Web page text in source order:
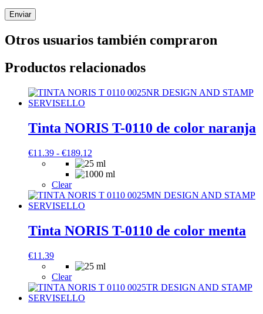
Otros usuarios también compraron
Productos relacionados
Tinta NORIS T-0110 de color naranja
€11.39 - €189.12
de
precios:
€11.39
Clear
Tinta NORIS T-0110 de color menta
€11.39
Clear